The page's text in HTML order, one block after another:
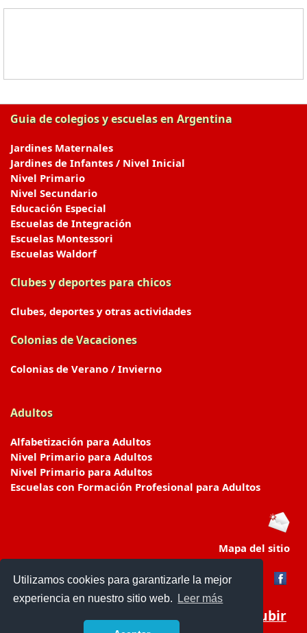
Utilizamos cookies para garantizarle la mejor
experiencia en nuestro sitio web.
Leer más
Guia de colegios y escuelas en Argentina
Jardines Maternales
Jardines de Infantes / Nivel Inicial
Nivel Primario
Nivel Secundario
Educación Especial
Escuelas de Integración
Escuelas Montessori
Escuelas Waldorf
Clubes y deportes para chicos
Clubes, deportes y otras actividades
Colonias de Vacaciones
Colonias de Verano / Invierno
Adultos
Alfabetización para Adultos
Nivel Primario para Adultos
Nivel Primario para Adultos
Escuelas con Formación Profesional para Adultos
Mapa del sitio
Subir